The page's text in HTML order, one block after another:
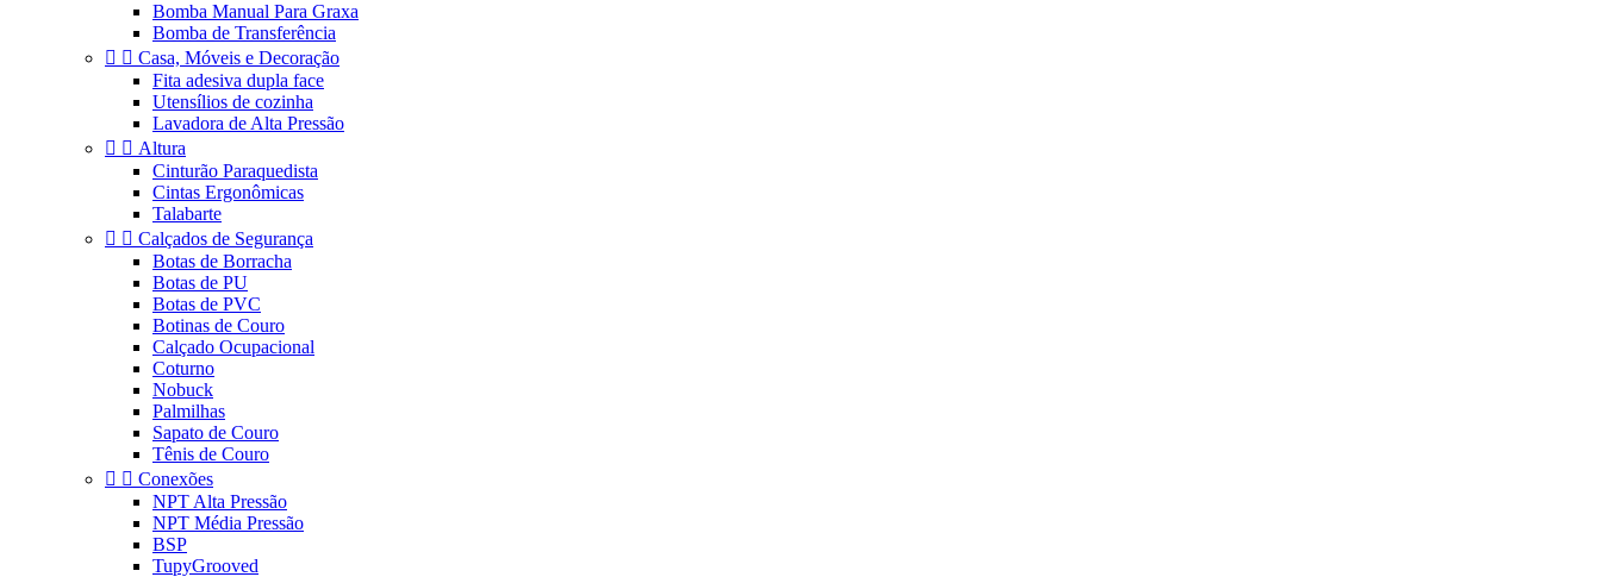
Bomba Manual Para Graxa
Bomba de Transferência
  Casa, Móveis e Decoração
Fita adesiva dupla face
Utensílios de cozinha
Lavadora de Alta Pressão
  Altura
Cinturão Paraquedista
Cintas Ergonômicas
Talabarte
  Calçados de Segurança
Botas de Borracha
Botas de PU
Botas de PVC
Botinas de Couro
Calçado Ocupacional
Coturno
Nobuck
Palmilhas
Sapato de Couro
Tênis de Couro
  Conexões
NPT Alta Pressão
NPT Média Pressão
BSP
TupyGrooved